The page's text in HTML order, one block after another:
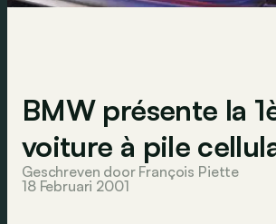
BMW présente la
voiture à pile
Geschreven door François Piette
18 Februari 2001